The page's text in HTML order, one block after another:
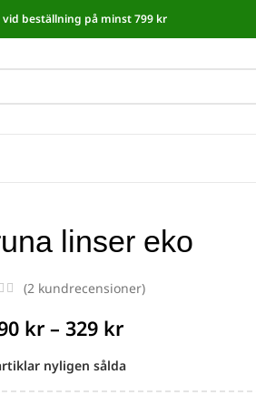
5,35 % av från alla varor.
beställning på minst 799 kr
linser eko
(2kundrecensioner)
kr – 329 kr